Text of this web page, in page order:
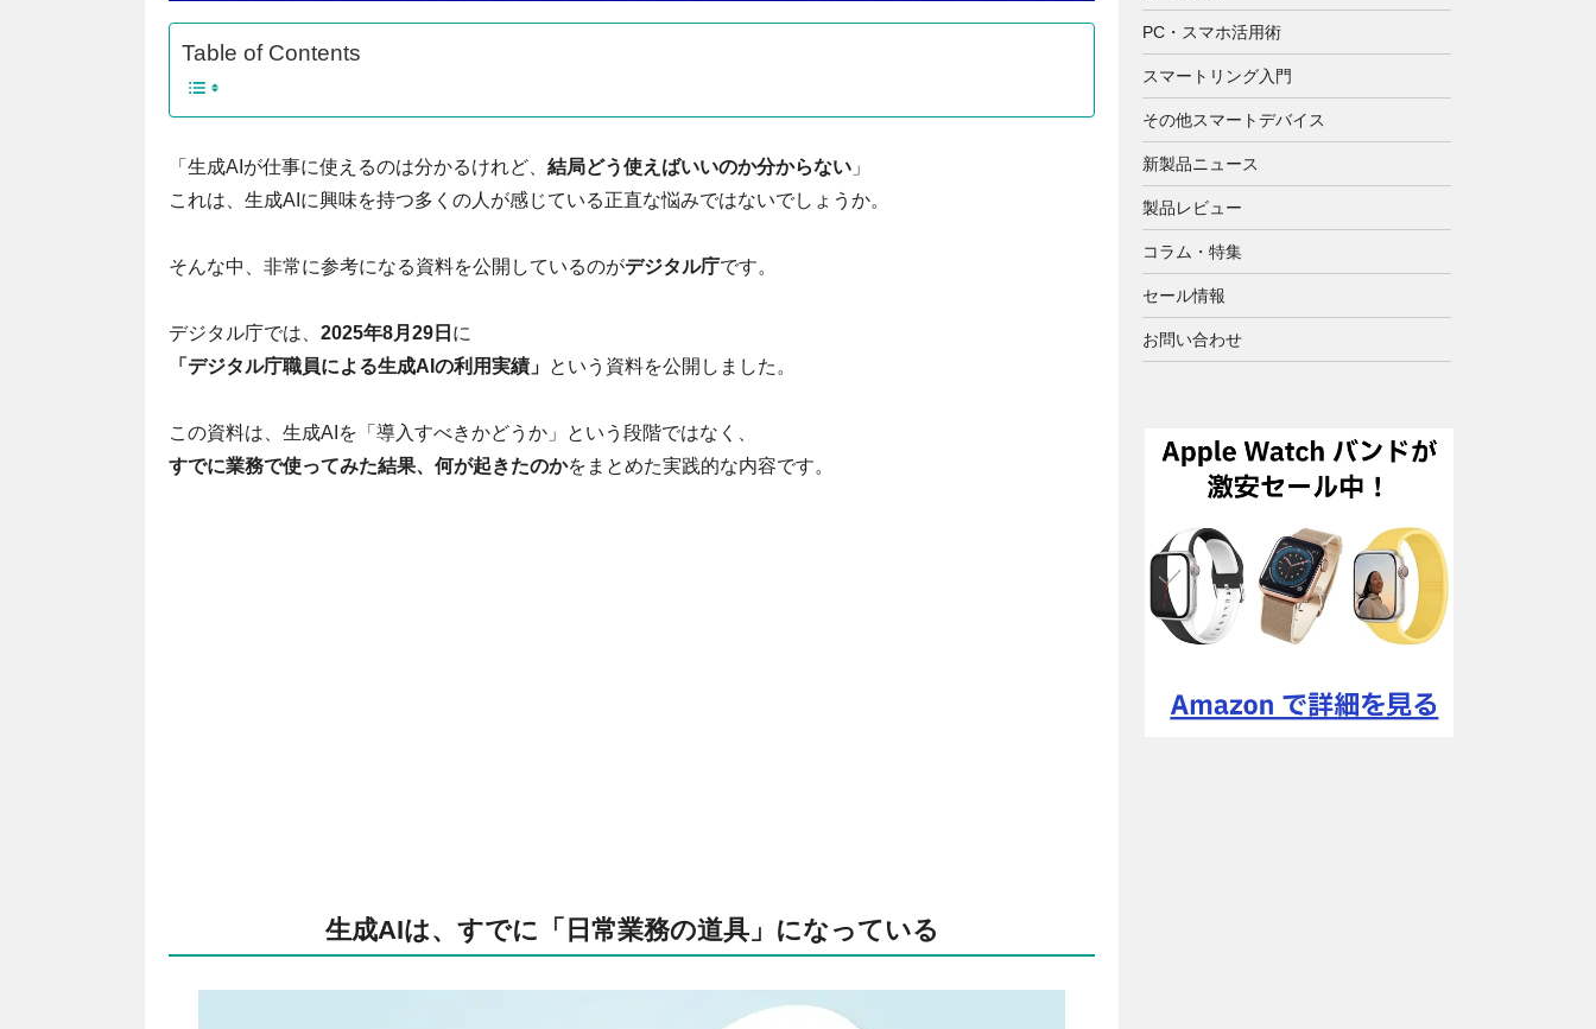
Table of Contents
「生成AIが仕事に使えるのは分かるけれど、 結局どう使えばいいのか分からない 」
これは、生成AIに興味を持つ多くの人が感じている正直な悩みではないでしょうか。
そんな中、非常に参考になる資料を公開しているのがデジタル庁です。
デジタル庁では、 2025年8月29日 に
「デジタル庁職員による生成AIの利用実績」 という資料を公開しました。
この資料は、生成AIを「導入すべきかどうか」という段階ではなく、
すでに業務で使ってみた結果、何が起きたのかをまとめた実践的な内容です。
生成AIは、すでに「日常業務の道具」になっている
PC・スマホ活用術
スマートリング入門
その他スマートデバイス
新製品ニュース
製品レビュー
コラム・特集
セール情報
お問い合わせ